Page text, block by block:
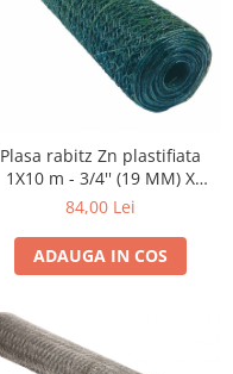
Plasa rabitz Zn plastifiata
1X10 m - 3/4'' (19 MM) X
1.0/0.6 MM
84,00 Lei
ADAUGA IN COS